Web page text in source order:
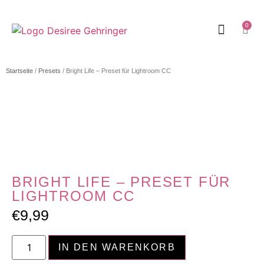
0
Startseite / Presets / Bright Life – Preset für Lightroom CC
BRIGHT LIFE – PRESET FÜR
LIGHTROOM CC
€9,99
IN DEN WARENKORB